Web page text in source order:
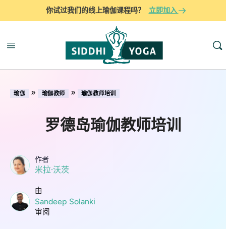
你试过我们的线上瑜伽课程吗？ 立即加入
瑜伽 » 瑜伽教师 » 瑜伽教师培训
罗德岛瑜伽教师培训
作者
米拉·沃茨
由
Sandeep Solanki
审阅